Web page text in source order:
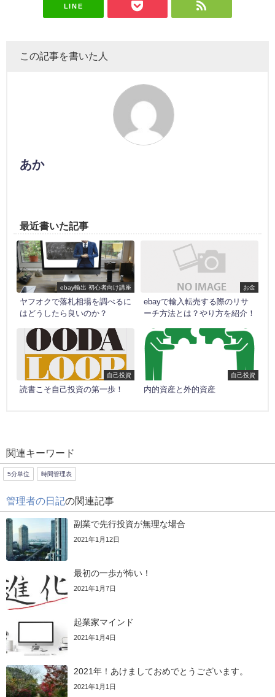
LINE
この記事を書いた人
あか
最近書いた記事
ebay輸出 初心者向け講座
ヤフオクで落札相場を調べるに
はどうしたら良いのか？
お金
ebayで輸入転売する際のリサ
ーチ方法とは？やり方を紹介！
自己投資
読書こそ自己投資の第一歩！
自己投資
内的資産と外的資産
関連キーワード
5分単位 時間管理表
管理者の日記の関連記事
副業で先行投資が無理な場合
2021年1月12日
最初の一歩が怖い！
2021年1月7日
起業家マインド
2021年1月4日
2021年！あけましておめでとうございます。
2021年1月1日